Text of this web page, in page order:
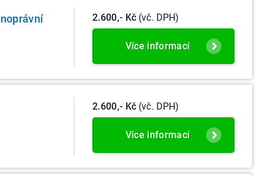
2.600,- Kč (vč. DPH)
Více informací
2.600,- Kč (vč. DPH)
Více informací